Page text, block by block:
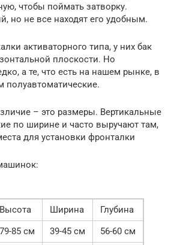
чтобы поймать затворку.
но не все находят его удобным.
активаторного типа, у них бак
плоскости. Но
а те, что есть на нашем рынке, в
полуавтоматические.
– это размеры. Вертикальные
по ширине и часто выручают там,
для установки фронталки
Высота Ширина
Глубина
79-85 см 39-45 см
56-60 см